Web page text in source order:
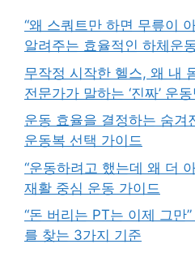
“왜 스쿼트만 하면 무릎이
알려주는 효율적인 하체운
무작정 시작한 헬스, 왜 내
전문가가 말하는 ‘진짜’ 운동
운동 효율을 결정하는 숨겨
운동복 선택 가이드
“운동하려고 했는데 왜 더
재활 중심 운동 가이드
“돈 버리는 PT는 이제 그만
를 찾는 3가지 기준